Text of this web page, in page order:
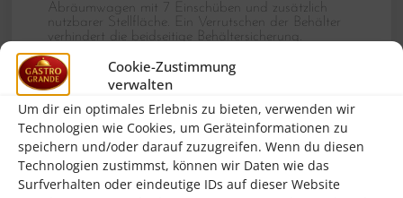
Cookie-Zustimmung
verwalten
Um dir ein optimales Erlebnis zu bieten, verwenden wir
Technologien wie Cookies, um Geräteinformationen zu
speichern und/oder darauf zuzugreifen. Wenn du diesen
Technologien zustimmst, können wir Daten wie das
Surfverhalten oder eindeutige IDs auf dieser Website
Abräumwagen mit 7 Einschüben und zusätzlich
nutzbarer Stellfläche. Ein Verrutschen der Behälter
verhindert die beidseitige Behältersicherung.
Herstellernummer:300098
Brand: Bartscher
Eigenschaften:Je eine
Behältersicherung an Vorder- und
Rückseite ,Rahmen aus Vierkantrohr 25 x
25 mm